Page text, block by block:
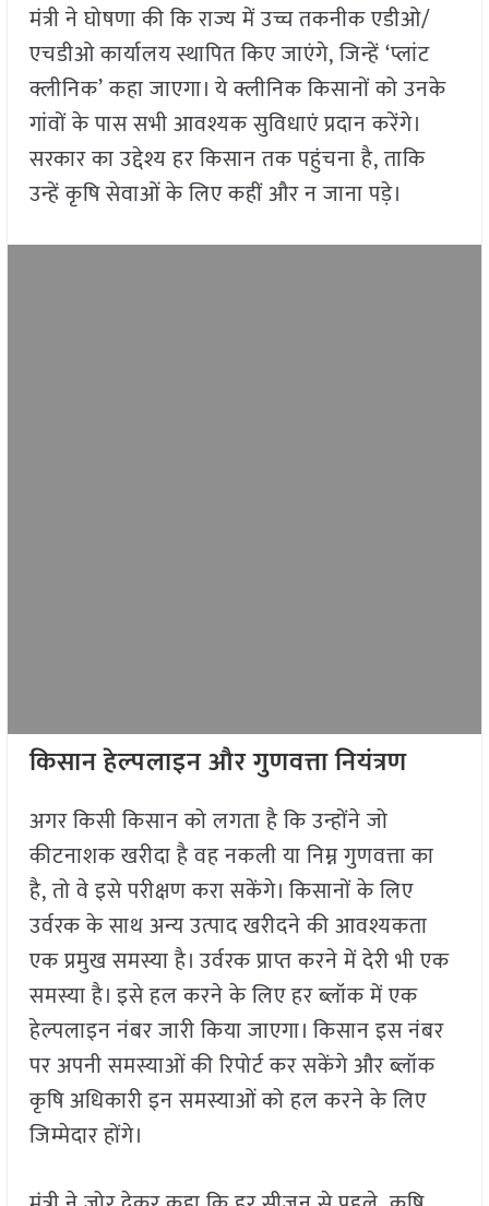
मंत्री ने घोषणा की कि राज्य में उच्च तकनीक एडीओ/
एचडीओ कार्यालय स्थापित किए जाएंगे, जिन्हें ‘प्लांट
क्लीनिक’ कहा जाएगा। ये क्लीनिक किसानों को उनके
गांवों के पास सभी आवश्यक सुविधाएं प्रदान करेंगे।
सरकार का उद्देश्य हर किसान तक पहुंचना है, ताकि
उन्हें कृषि सेवाओं के लिए कहीं और न जाना पड़े।
किसान हेल्पलाइन और गुणवत्ता नियंत्रण
अगर किसी किसान को लगता है कि उन्होंने जो
कीटनाशक खरीदा है वह नकली या निम्न गुणवत्ता का
है, तो वे इसे परीक्षण करा सकेंगे। किसानों के लिए
उर्वरक के साथ अन्य उत्पाद खरीदने की आवश्यकता
एक प्रमुख समस्या है। उर्वरक प्राप्त करने में देरी भी एक
समस्या है। इसे हल करने के लिए हर ब्लॉक में एक
हेल्पलाइन नंबर जारी किया जाएगा। किसान इस नंबर
पर अपनी समस्याओं की रिपोर्ट कर सकेंगे और ब्लॉक
कृषि अधिकारी इन समस्याओं को हल करने के लिए
जिम्मेदार होंगे।